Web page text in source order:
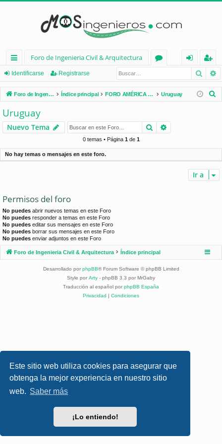
Este sitio web utiliza cookies para asegurar que
obtenga la mejor experiencia en nuestro sitio
web. Saber más
¡Lo entiendo!
nl
ac
es
rá
pi
d
Foro de Ingenieria Civil & Arquitectura
os
nt
ifi
e
eg
ist
ra
Identificarse Registrarse
Foro de Ingenieria Civil & Arquitectura Índice principal FORO AMÉRICA LATINA Uruguay
r
Uruguay
Nuevo Tema Buscar
0 temas • Página 1de 1
No hay temas o mensajes en este foro.
Ir a
Permisos del foro
No puedes abrir nuevos temas en este Foro
No puedes responder a temas en este Foro
No puedes editar sus mensajes en este Foro
No puedes borrar sus mensajes en este Foro
No puedes enviar adjuntos en este Foro
Foro de Ingenieria Civil & Arquitectura Índice principal
Desarrollado por phpBB® Forum Software © phpBB Limited
Style por Arty - phpBB 3.3 por MrGaby
Traducción al español por phpBB España
Privacidad | Condiciones